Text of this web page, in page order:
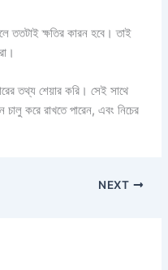
ততটাই ক্ষতির কারন হবে। তাই
তথ্য শেয়ার করি। সেই সাথে
করে রাখতে পারেন, এবং নিচের
NEXT